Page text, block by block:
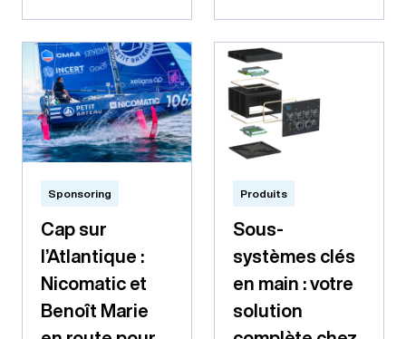
Sponsoring
Cap sur
l’Atlantique :
Nicomatic et
Benoît Marie
Produits
Sous-
systèmes clés
en main : votre
solution